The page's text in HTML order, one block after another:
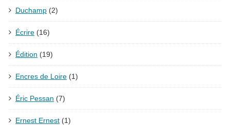
Duchamp (2)
Écrire (16)
Édition (19)
Encres de Loire (1)
Éric Pessan (7)
Ernest Ernest (1)